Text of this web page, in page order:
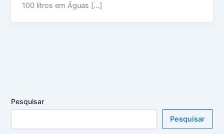
100 litros em Águas […]
Pesquisar
Pesquisar